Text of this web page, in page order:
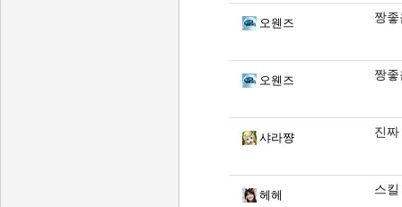
오웬즈 짱
오웬즈 짱
샤라쨩 진
헤헤 스